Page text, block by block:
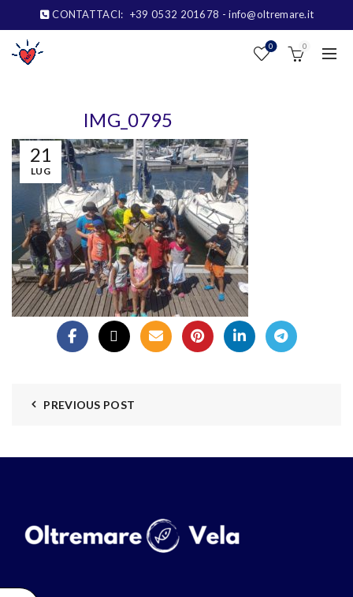
CONTATTACI: +39 0532 201678 - info@oltremare.it
0 0
21
LUG
IMG_0795
PREVIOUS POST